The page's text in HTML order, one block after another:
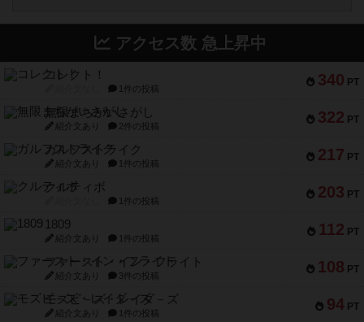
アクセス数 急上昇中
340 PT
コレクト！
1件の投稿
322 PT
無限まちがいさがし
紹介文あり 2件の投稿
217 PT
ガルフストライク
紹介文あり 1件の投稿
203 PT
クルティボ
1件の投稿
112 PT
1809
紹介文あり 1件の投稿
108 PT
ファースト・イン・フライト
紹介文あり 3件の投稿
94 PT
モズビ－ズ・レイダ－ズ
紹介文あり 1件の投稿